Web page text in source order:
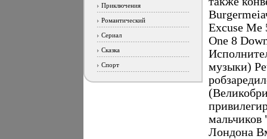
Приключения
Романтический
Сериал
Сказка
Спорт
Excuse Me
One 8
музыки)
мальчиков
Лондона